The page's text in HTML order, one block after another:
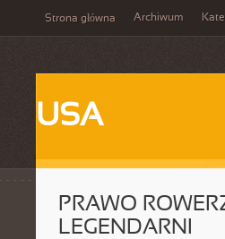
Strona główna Archiwum
USA
PRAWO
LEGENDARNI